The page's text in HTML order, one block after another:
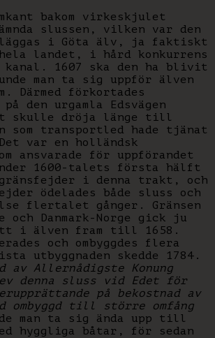
bakom virkeskjulet
slussen, vilken var den
i Göta älv, ja faktiskt
landet, i hård konkurrens
kanal. 1607 ska den ha blivit
man ta sig uppför älven
Därmed förkortades
den urgamla Edsvägen
skulle dröja länge till
som transportled hade tjänat
var en holländsk
ansvarade för uppförandet
1600-talets första hälft
i denna trakt, och
ödelades både sluss och
flertalet gånger. Gränsen
och Danmark-Norge gick ju
i älven fram till 1658.
och ombyggdes flera
utbyggnaden skedde 1784.
av Allernådigste Konung
denna sluss vid Edet för
på bekostnad av
ombyggd till större omfång
man ta sig ända upp till
hyggliga båtar, för sedan